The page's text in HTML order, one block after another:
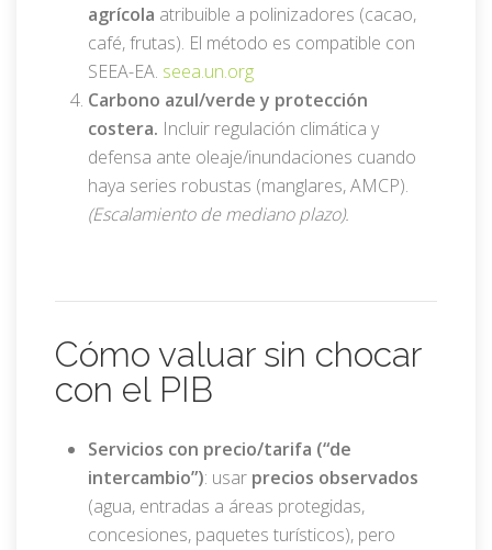
agrícola atribuible a polinizadores (cacao,
café, frutas). El método es compatible con
SEEA-EA. seea.un.org
Carbono azul/verde y protección
costera. Incluir regulación climática y
defensa ante oleaje/inundaciones cuando
haya series robustas (manglares, AMCP).
(Escalamiento de mediano plazo).
Cómo valuar sin chocar
con el PIB
Servicios con precio/tarifa (“de
intercambio”): usar precios observados
(agua, entradas a áreas protegidas,
concesiones, paquetes turísticos), pero